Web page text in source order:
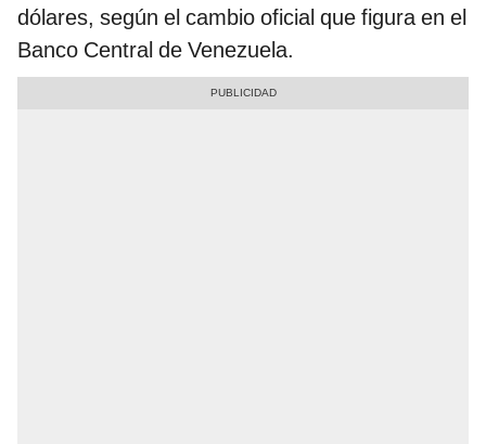
dólares, según el cambio oficial que figura en el
Banco Central de Venezuela.